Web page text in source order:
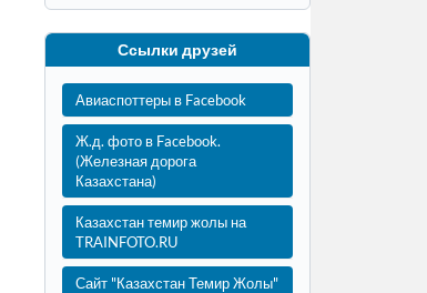
Ссылки друзей
Авиаспоттеры в Facebook
Ж.д. фото в Facebook.
(Железная дорога
Казахстана)
Казахстан темир жолы на
TRAINFOTO.RU
Сайт "Казахстан Темир Жолы"